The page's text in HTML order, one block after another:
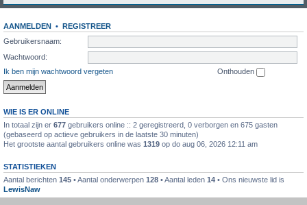
AANMELDEN • REGISTREER
Gebruikersnaam:
Wachtwoord:
Ik ben mijn wachtwoord vergeten
Onthouden
WIE IS ER ONLINE
In totaal zijn er 677 gebruikers online :: 2 geregistreerd, 0 verborgen en 675 gasten
(gebaseerd op actieve gebruikers in de laatste 30 minuten)
Het grootste aantal gebruikers online was 1319 op do aug 06, 2026 12:11 am
STATISTIEKEN
Aantal berichten 145 • Aantal onderwerpen 128 • Aantal leden 14 • Ons nieuwste lid is
LewisNaw